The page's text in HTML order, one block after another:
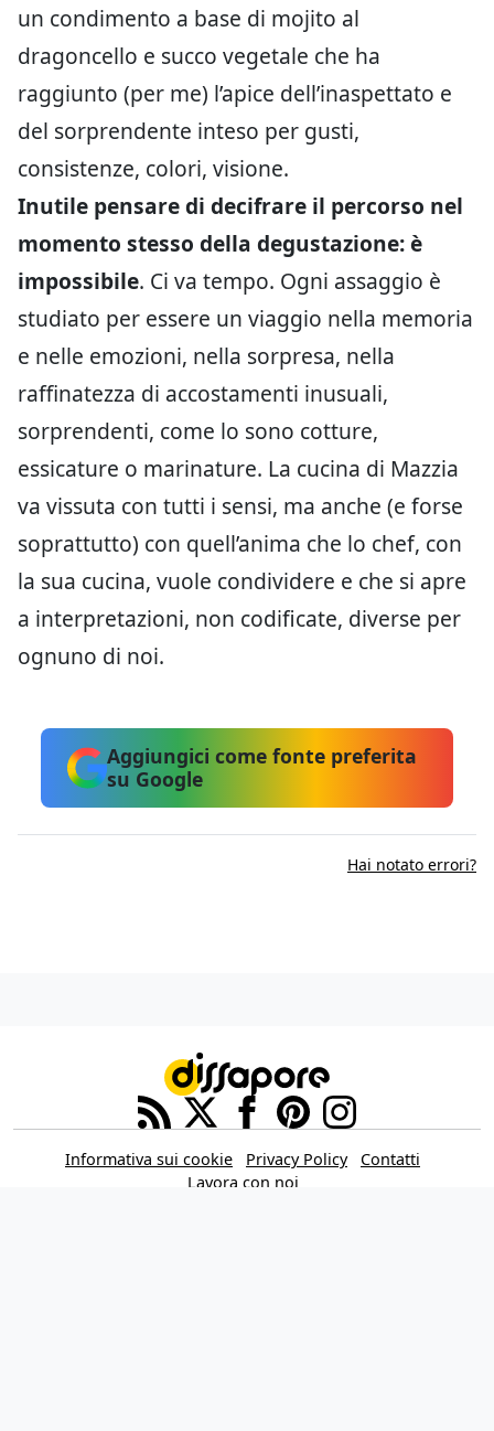
un condimento a base di mojito al
dragoncello e succo vegetale che ha
raggiunto (per me) l’apice dell’inaspettato e
del sorprendente inteso per gusti,
consistenze, colori, visione.
Inutile pensare di decifrare il percorso nel
momento stesso della degustazione: è
impossibile. Ci va tempo. Ogni assaggio è
studiato per essere un viaggio nella memoria
e nelle emozioni, nella sorpresa, nella
raffinatezza di accostamenti inusuali,
sorprendenti, come lo sono cotture,
essicature o marinature. La cucina di Mazzia
va vissuta con tutti i sensi, ma anche (e forse
soprattutto) con quell’anima che lo chef, con
la sua cucina, vuole condividere e che si apre
a interpretazioni, non codificate, diverse per
ognuno di noi.
Aggiungici come fonte preferita
su Google
Hai notato errori?
Informativa sui cookie Privacy Policy
Contatti
Lavora con noi